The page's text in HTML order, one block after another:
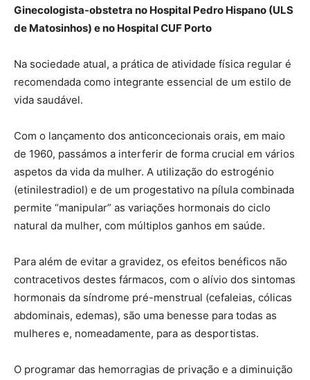
Ginecologista-obstetra no Hospital Pedro Hispano (ULS
de Matosinhos) e no Hospital CUF Porto
Na sociedade atual, a prática de atividade física regular é
recomendada como integrante essencial de um estilo de
vida saudável.
Com o lançamento dos anticoncecionais orais, em maio
de 1960, passámos a interferir de forma crucial em vários
aspetos da vida da mulher. A utilização do estrogénio
(etinilestradiol) e de um progestativo na pílula combinada
permite “manipular” as variações hormonais do ciclo
natural da mulher, com múltiplos ganhos em saúde.
Para além de evitar a gravidez, os efeitos benéficos não
contracetivos destes fármacos, com o alívio dos sintomas
hormonais da síndrome pré-menstrual (cefaleias, cólicas
abdominais, edemas), são uma benesse para todas as
mulheres e, nomeadamente, para as desportistas.
O programar das hemorragias de privação e a diminuição